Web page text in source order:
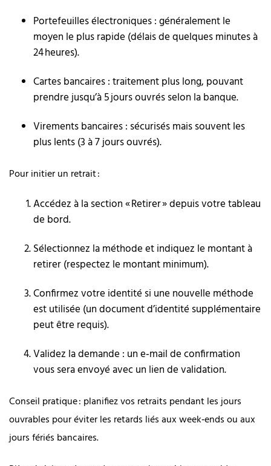
Portefeuilles électroniques : généralement le
moyen le plus rapide (délais de quelques minutes à
24 heures).
Cartes bancaires : traitement plus long, pouvant
prendre jusqu’à 5 jours ouvrés selon la banque.
Virements bancaires : sécurisés mais souvent les
plus lents (3 à 7 jours ouvrés).
Pour initier un retrait :
Accédez à la section « Retirer » depuis votre tableau
de bord.
Sélectionnez la méthode et indiquez le montant à
retirer (respectez le montant minimum).
Confirmez votre identité si une nouvelle méthode
est utilisée (un document d’identité supplémentaire
peut être requis).
Validez la demande : un e‑mail de confirmation
vous sera envoyé avec un lien de validation.
Conseil pratique : planifiez vos retraits pendant les jours
ouvrables pour éviter les retards liés aux week‑ends ou aux
jours fériés bancaires.